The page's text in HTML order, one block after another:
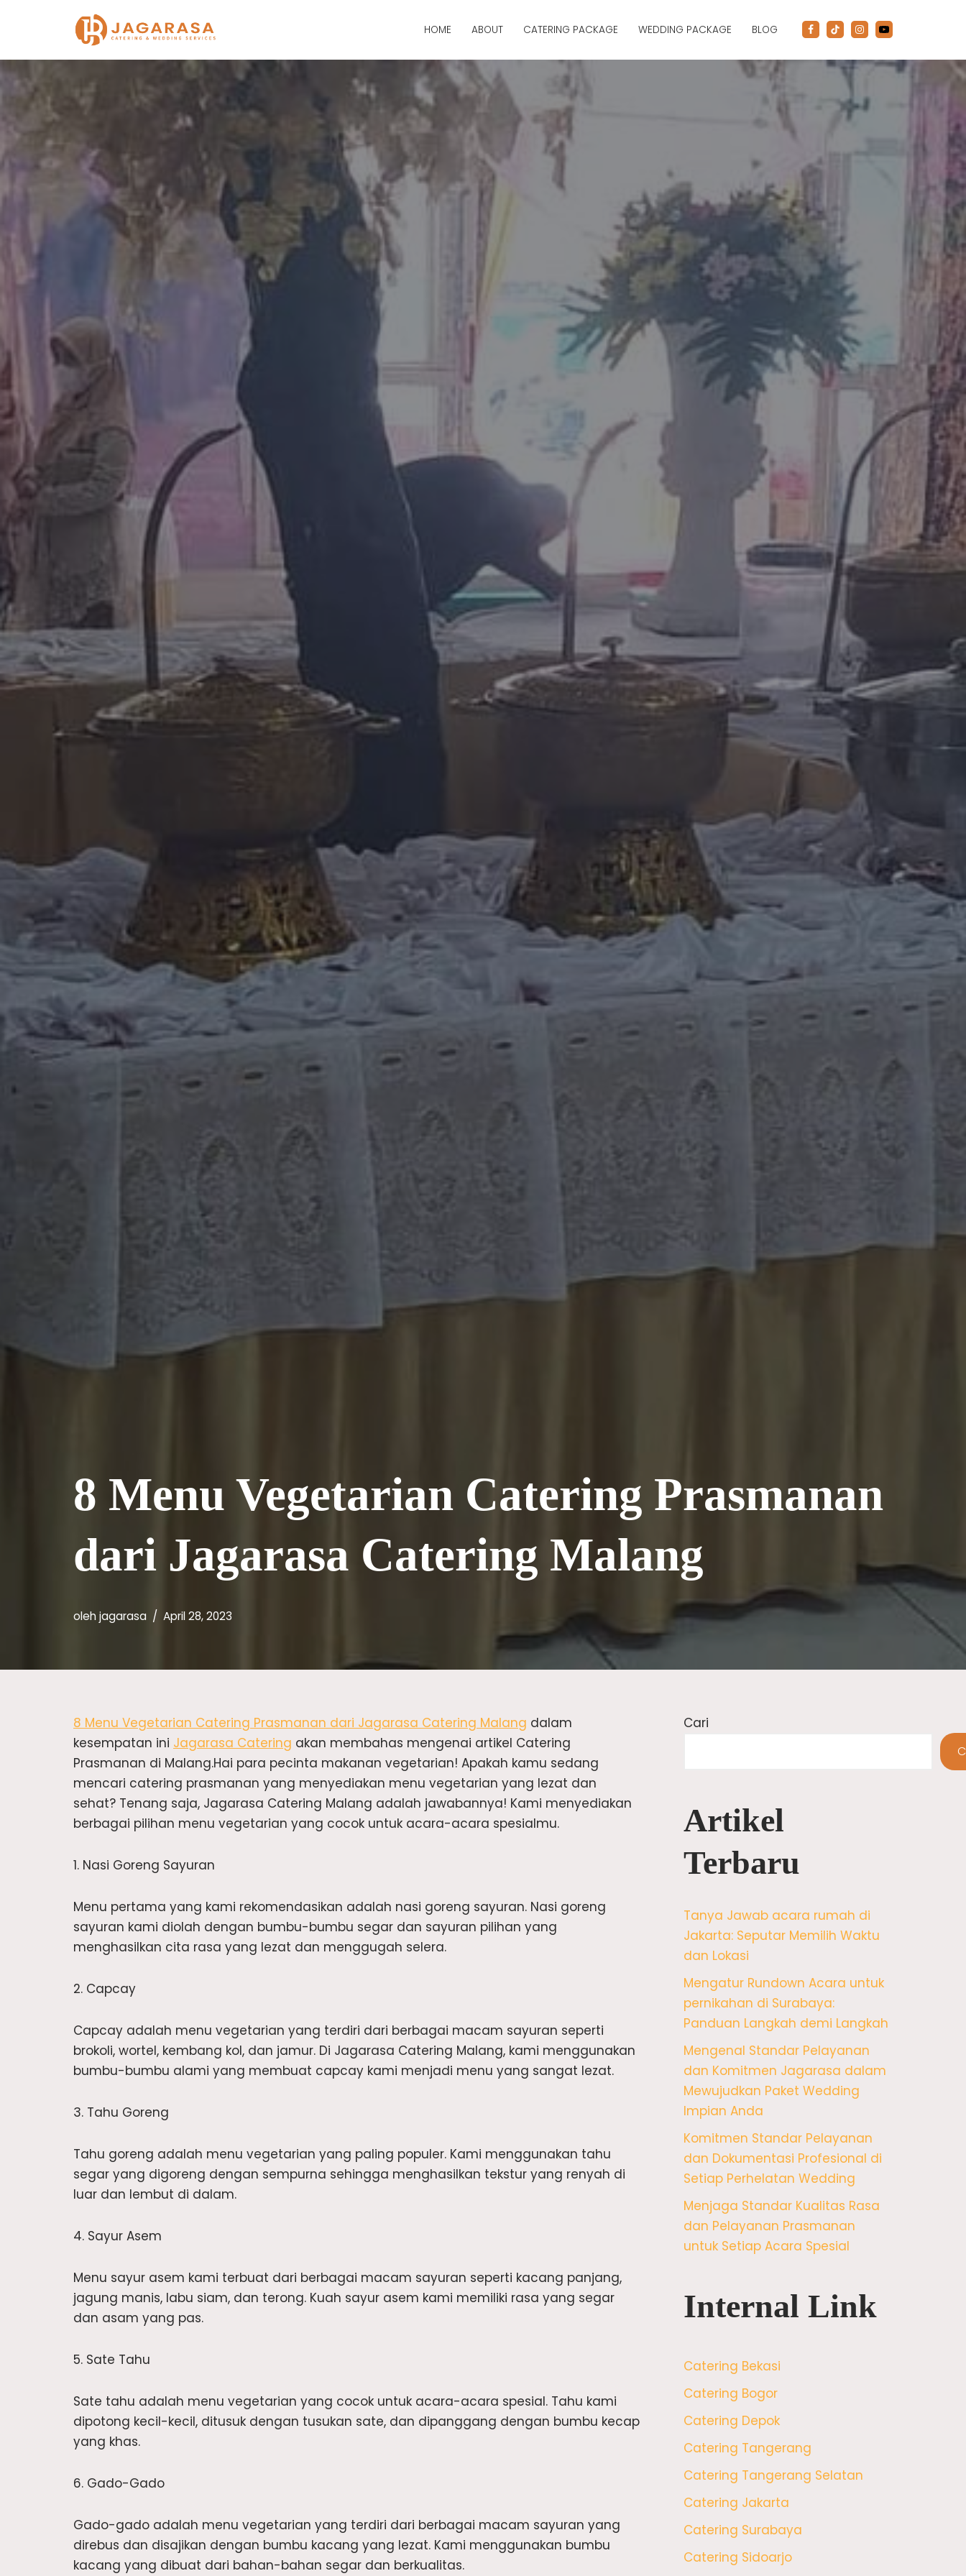
ke
konten
HOME ABOUT CATERING PACKAGE WEDDING PACKAGE BLOG
8 Menu Vegetarian Catering Prasmanan
dari Jagarasa Catering Malang
oleh jagarasa April 28, 2023
8 Menu Vegetarian Catering Prasmanan dari Jagarasa Catering Malang dalam
kesempatan ini Jagarasa Catering akan membahas mengenai artikel Catering
Prasmanan di Malang.Hai para pecinta makanan vegetarian! Apakah kamu sedang
mencari catering prasmanan yang menyediakan menu vegetarian yang lezat dan
sehat? Tenang saja, Jagarasa Catering Malang adalah jawabannya! Kami menyediakan
berbagai pilihan menu vegetarian yang cocok untuk acara-acara spesialmu.
1. Nasi Goreng Sayuran
Menu pertama yang kami rekomendasikan adalah nasi goreng sayuran. Nasi goreng
sayuran kami diolah dengan bumbu-bumbu segar dan sayuran pilihan yang
menghasilkan cita rasa yang lezat dan menggugah selera.
2. Capcay
Capcay adalah menu vegetarian yang terdiri dari berbagai macam sayuran seperti
brokoli, wortel, kembang kol, dan jamur. Di Jagarasa Catering Malang, kami menggunakan
bumbu-bumbu alami yang membuat capcay kami menjadi menu yang sangat lezat.
3. Tahu Goreng
Tahu goreng adalah menu vegetarian yang paling populer. Kami menggunakan tahu
segar yang digoreng dengan sempurna sehingga menghasilkan tekstur yang renyah di
luar dan lembut di dalam.
4. Sayur Asem
Menu sayur asem kami terbuat dari berbagai macam sayuran seperti kacang panjang,
jagung manis, labu siam, dan terong. Kuah sayur asem kami memiliki rasa yang segar
dan asam yang pas.
5. Sate Tahu
Sate tahu adalah menu vegetarian yang cocok untuk acara-acara spesial. Tahu kami
dipotong kecil-kecil, ditusuk dengan tusukan sate, dan dipanggang dengan bumbu kecap
yang khas.
6. Gado-Gado
Gado-gado adalah menu vegetarian yang terdiri dari berbagai macam sayuran yang
direbus dan disajikan dengan bumbu kacang yang lezat. Kami menggunakan bumbu
kacang yang dibuat dari bahan-bahan segar dan berkualitas.
Cari
Artikel
Terbaru
Tanya Jawab acara rumah di
Jakarta: Seputar Memilih Waktu
dan Lokasi
Mengatur Rundown Acara untuk
pernikahan di Surabaya:
Panduan Langkah demi Langkah
Mengenal Standar Pelayanan
dan Komitmen Jagarasa dalam
Mewujudkan Paket Wedding
Impian Anda
Komitmen Standar Pelayanan
dan Dokumentasi Profesional di
Setiap Perhelatan Wedding
Menjaga Standar Kualitas Rasa
dan Pelayanan Prasmanan
untuk Setiap Acara Spesial
Internal Link
Catering Bekasi
Catering Bogor
Catering Depok
Catering Tangerang
Catering Tangerang Selatan
Catering Jakarta
Catering Surabaya
Catering Sidoarjo